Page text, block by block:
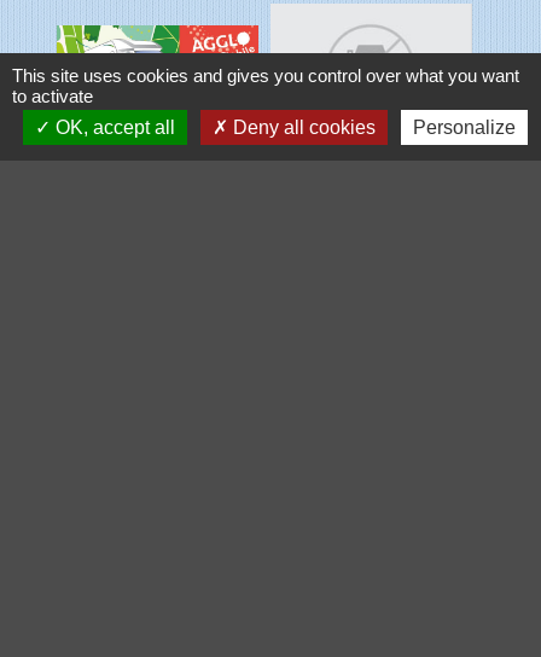
This site uses cookies and gives you control over what you want
to activate
OK, accept all
Deny all cookies Personalize